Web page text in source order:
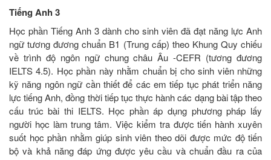
Tiếng Anh 3
Học phần Tiếng Anh 3 dành cho sinh viên đã đạt năng lực Anh
ngữ tương đương chuẩn B1 (Trung cấp) theo Khung Quy chiếu
về trình độ ngôn ngữ chung châu Âu -CEFR (tương đương
IELTS 4.5). Học phần này nhằm chuẩn bị cho sinh viên những
kỹ năng ngôn ngữ cần thiết để các em tiếp tục phát triển năng
lực tiếng Anh, đồng thời tiếp tục thực hành các dạng bài tập theo
cấu trúc bài thi IELTS. Học phần áp dụng phương pháp lấy
người học làm trung tâm. Việc kiểm tra được tiến hành xuyên
suốt học phần nhằm giúp sinh viên theo dõi được mức độ tiến
bộ và khả năng đáp ứng được yêu cầu và chuẩn đầu ra của